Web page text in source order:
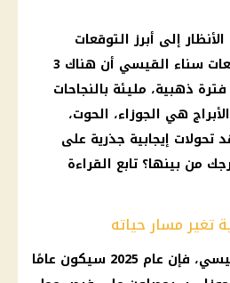
2025، تتجه الأنظار إلى أبرز التوقعات
الفلكية، حيث أكدت توقعات سناء القيسي أن هناك 3
ذهبية، مليئة بالنجاحات
هي الجوزاء، الحوت،
إيجابية جذرية على
من بينها؟ تابع القراءة
تغير مسار حياته
بحسب توقعات سناء القيسي، فإن عام 2025 سيكون عامًا